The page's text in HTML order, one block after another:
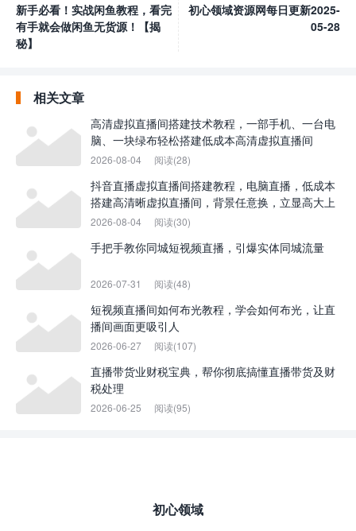
新手必看！实战闲鱼教程，看完
有手就会做闲鱼无货源！【揭
秘】
初心领域资源网每日更新2025-
05-28
相关文章
高清虚拟直播间搭建技术教程，一部手机、一台电
脑、一块绿布轻松搭建低成本高清虚拟直播间
2026-08-04 阅读(28)
抖音直播虚拟直播间搭建教程，电脑直播，低成本
搭建高清晰虚拟直播间，背景任意换，立显高大上
2026-08-04 阅读(30)
手把手教你同城短视频直播，引爆实体同城流量
2026-07-31 阅读(48)
短视频直播间如何布光教程，学会如何布光，让直
播间画面更吸引人
2026-06-27 阅读(107)
直播带货业财税宝典，帮你彻底搞懂直播带货及财
税处理
2026-06-25 阅读(95)
初心领域